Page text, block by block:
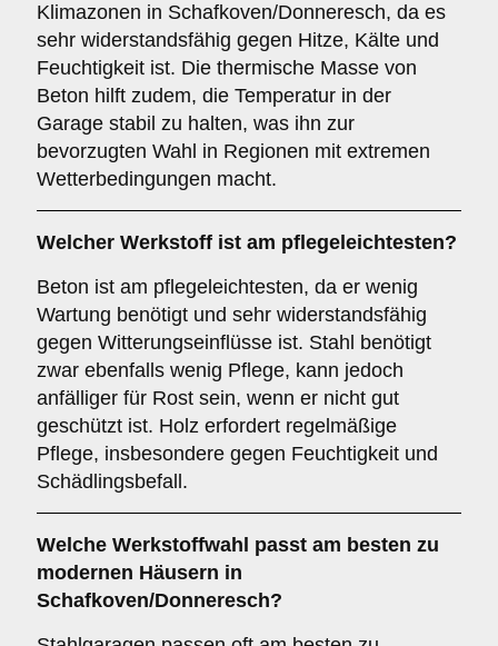
Klimazonen in Schafkoven/Donneresch, da es
sehr widerstandsfähig gegen Hitze, Kälte und
Feuchtigkeit ist. Die thermische Masse von
Beton hilft zudem, die Temperatur in der
Garage stabil zu halten, was ihn zur
bevorzugten Wahl in Regionen mit extremen
Wetterbedingungen macht.
Welcher Werkstoff ist am pflegeleichtesten?
Beton ist am pflegeleichtesten, da er wenig
Wartung benötigt und sehr widerstandsfähig
gegen Witterungseinflüsse ist. Stahl benötigt
zwar ebenfalls wenig Pflege, kann jedoch
anfälliger für Rost sein, wenn er nicht gut
geschützt ist. Holz erfordert regelmäßige
Pflege, insbesondere gegen Feuchtigkeit und
Schädlingsbefall.
Welche Werkstoffwahl passt am besten zu
modernen Häusern in
Schafkoven/Donneresch?